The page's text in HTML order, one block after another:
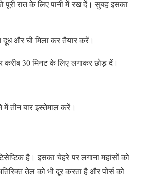
रात के लिए पानी में रख दें। सुबह इसका
और घी मिला कर तैयार करें।
30 मिनट के लिए लगाकर छोड़ दें।
में तीन बार इस्तेमाल करें।
है। इसका चेहरे पर लगाना महांसों को
तेल को भी दूर करता है और पोर्स को